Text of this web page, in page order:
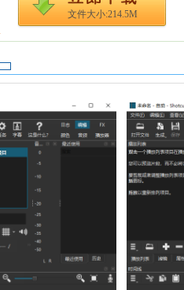
文件大小:214.5M